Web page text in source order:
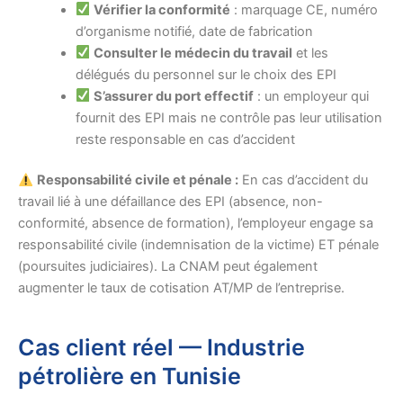
Vérifier la conformité : marquage CE, numéro
d’organisme notifié, date de fabrication
Consulter le médecin du travail et les
délégués du personnel sur le choix des EPI
S’assurer du port effectif : un employeur qui
fournit des EPI mais ne contrôle pas leur utilisation
reste responsable en cas d’accident
Responsabilité civile et pénale :En cas d’accident du
travail lié à une défaillance des EPI (absence, non-
conformité, absence de formation), l’employeur engage sa
responsabilité civile (indemnisation de la victime) ET pénale
(poursuites judiciaires). La CNAM peut également
augmenter le taux de cotisation AT/MP de l’entreprise.
Cas client réel — Industrie
pétrolière en Tunisie